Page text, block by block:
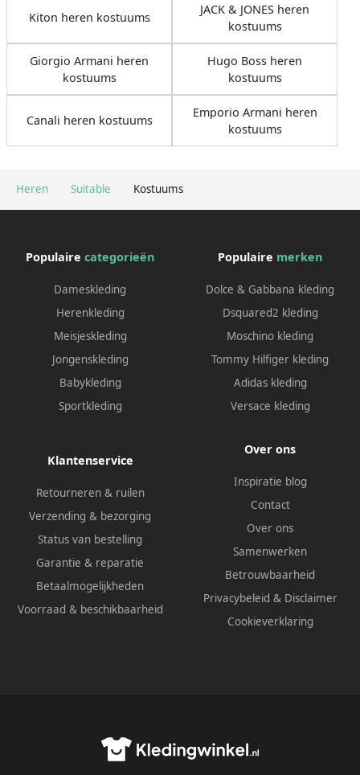
Heren Suitable Kostuums
Kiton heren kostuums
JACK & JONES heren
kostuums
Giorgio Armani heren
kostuums
Hugo Boss heren
kostuums
Canali heren kostuums
Emporio Armani heren
kostuums
Populaire categorieën
Dameskleding
Herenkleding
Meisjeskleding
Jongenskleding
Babykleding
Sportkleding
Populaire merken
Dolce & Gabbana kleding
Dsquared2 kleding
Moschino kleding
Tommy Hilfiger kleding
Adidas kleding
Versace kleding
Klantenservice
Retourneren & ruilen
Verzending & bezorging
Status van bestelling
Garantie & reparatie
Betaalmogelijkheden
Voorraad & beschikbaarheid
Over ons
Inspiratie blog
Contact
Over ons
Samenwerken
Betrouwbaarheid
Privacybeleid & Disclaimer
Cookieverklaring